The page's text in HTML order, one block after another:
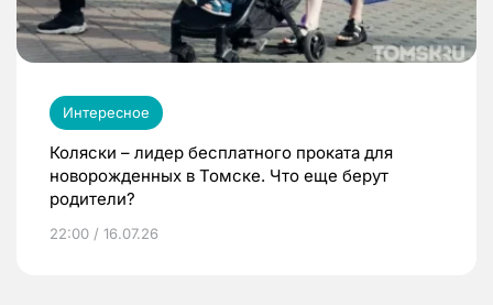
Интересное
Коляски – лидер бесплатного проката для
новорожденных в Томске. Что еще берут
родители?
22:00 / 16.07.26